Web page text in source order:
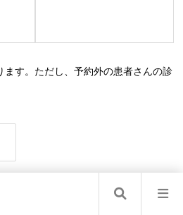
ます。ただし、予約外の患者さんの診